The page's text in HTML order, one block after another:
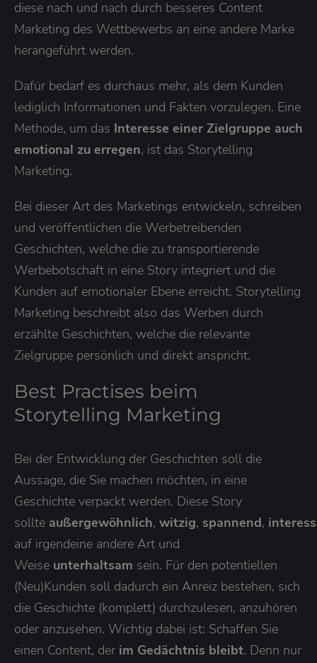
diese nach und nach durch besseres Content
Marketing des Wettbewerbs an eine andere Marke
herangeführt werden.
Dafür bedarf es durchaus mehr, als dem Kunden
lediglich Informationen und Fakten vorzulegen. Eine
Methode, um das Interesse einer Zielgruppe auch
emotional zu erregen, ist das Storytelling
Marketing.
Bei dieser Art des Marketings entwickeln, schreiben
und veröffentlichen die Werbetreibenden
Geschichten, welche die zu transportierende
Werbebotschaft in eine Story integriert und die
Kunden auf emotionaler Ebene erreicht. Storytelling
Marketing beschreibt also das Werben durch
erzählte Geschichten, welche die relevante
Zielgruppe persönlich und direkt anspricht.
Best Practises beim
Storytelling Marketing
Bei der Entwicklung der Geschichten soll die
Aussage, die Sie machen möchten, in eine
Geschichte verpackt werden. Diese Story
sollte außergewöhnlich, witzig, spannend,
auf irgendeine andere Art und
Weise unterhaltsam sein. Für den potentiellen
(Neu)Kunden soll dadurch ein Anreiz bestehen, sich
die Geschichte (komplett) durchzulesen, anzuhören
oder anzusehen. Wichtig dabei ist: Schaffen Sie
einen Content, der im Gedächtnis bleibt. Denn nur